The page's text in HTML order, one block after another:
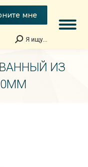
мне
Поиск:
Я ищу...
ИЗ